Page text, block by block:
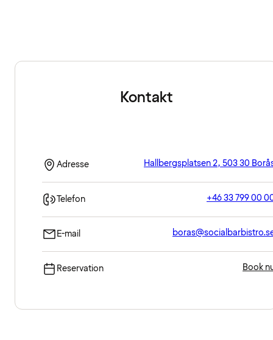
Kontakt
Adresse Hallbergsplatsen 2, 503 30
Telefon +46 33 799 00
E-mail
Reservation Book